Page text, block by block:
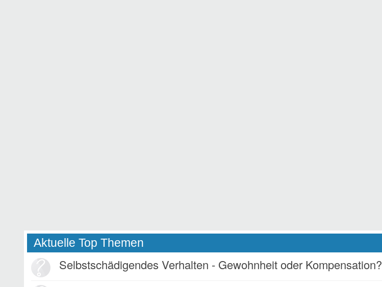
Aktuelle Top Themen
Selbstschädigendes Verhalten - Gewohnheit oder Kompensation?